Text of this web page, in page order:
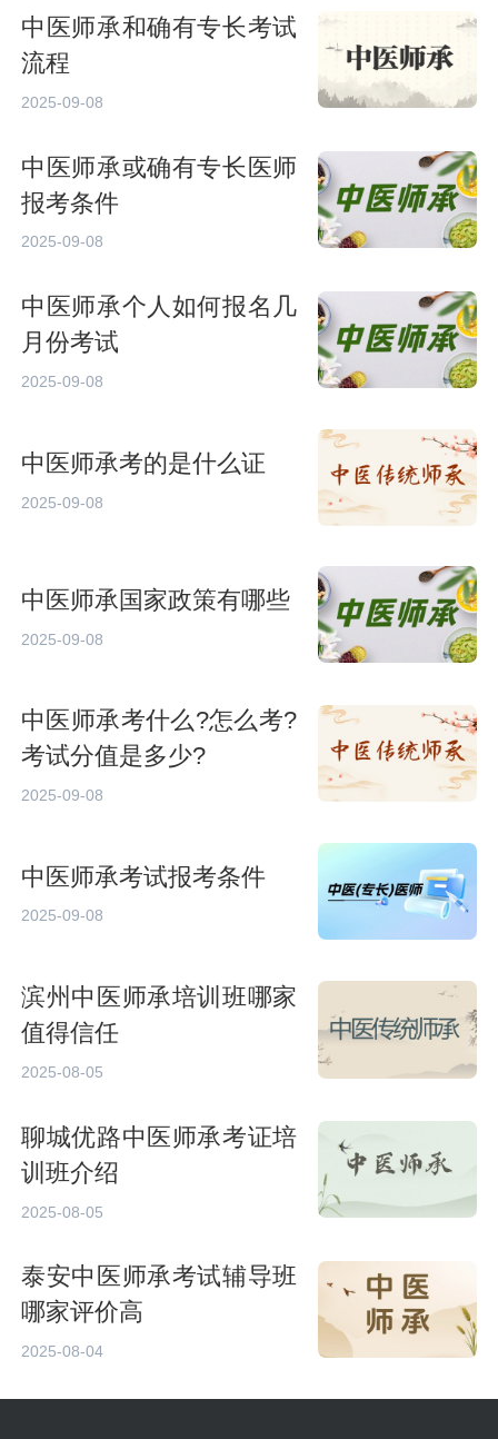
中医师承和确有专长考试
流程
2025-09-08
中医师承或确有专长医师
报考条件
2025-09-08
中医师承个人如何报名几
月份考试
2025-09-08
中医师承考的是什么证
2025-09-08
中医师承国家政策有哪些
2025-09-08
中医师承考什么?怎么考?
考试分值是多少?
2025-09-08
中医师承考试报考条件
2025-09-08
滨州中医师承培训班哪家
值得信任
2025-08-05
聊城优路中医师承考证培
训班介绍
2025-08-05
泰安中医师承考试辅导班
哪家评价高
2025-08-04